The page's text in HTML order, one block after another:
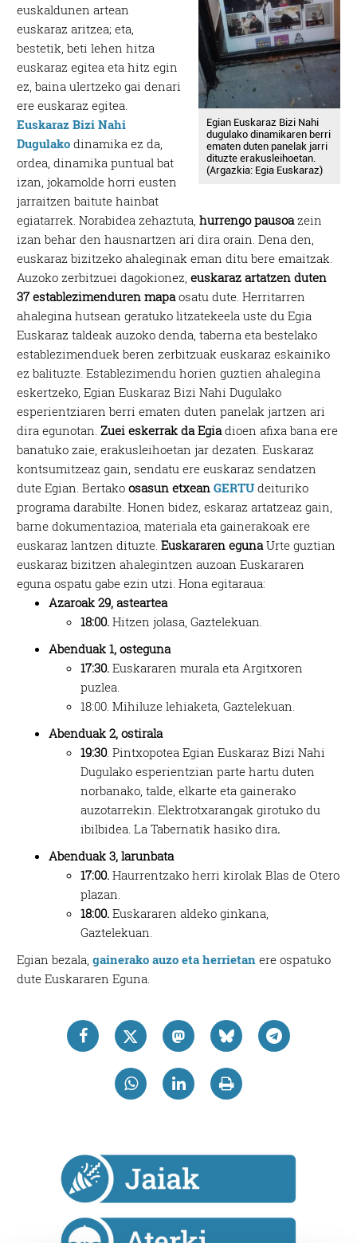
Egian Euskaraz Bizi Nahi
dugulako dinamikaren berri
ematen duten panelak jarri
dituzte erakusleihoetan.
(Argazkia: Egia Euskaraz)
euskaldunen artean
euskaraz aritzea; eta,
bestetik, beti lehen hitza
euskaraz egitea eta hitz egin
ez, baina ulertzeko gai denari
ere euskaraz egitea.
Euskaraz Bizi Nahi
Dugulako dinamika ez da,
ordea, dinamika puntual bat
izan, jokamolde horri eusten
jarraitzen baitute hainbat
egiatarrek. Norabidea zehaztuta,hurrengo pausoazein
izan behar den hausnartzen ari dira orain. Dena den,
euskaraz bizitzeko ahaleginak eman ditu bere emaitzak.
Auzoko zerbitzuei dagokionez,euskaraz artatzen duten
37 establezimenduren mapaosatu dute. Herritarren
ahalegina hutsean geratuko litzatekeela uste du Egia
Euskaraz taldeak auzoko denda, taberna eta bestelako
establezimenduek beren zerbitzuak euskaraz eskainiko
ez balituzte. Establezimendu horien guztien ahalegina
eskertzeko, Egian Euskaraz Bizi Nahi Dugulako
esperientziaren berri ematen duten panelak jartzen ari
dira egunotan.Zuei eskerrak da Egiadioen afixa bana ere
banatuko zaie, erakusleihoetan jar dezaten. Euskaraz
kontsumitzeaz gain, sendatu ere euskaraz sendatzen
dute Egian. Bertakoosasun etxean GERTUdeituriko
programa darabilte. Honen bidez, eskaraz artatzeaz gain,
barne dokumentazioa, materiala eta gainerakoak ere
euskaraz lantzen dituzte.Euskararen egunaUrte guztian
euskaraz bizitzen ahalegintzen auzoan Euskararen
eguna ospatu gabe ezin utzi. Hona egitaraua:
Azaroak 29, asteartea
18:00.Hitzen jolasa, Gaztelekuan.
Abenduak 1, osteguna
17:30.Euskararen murala eta Argitxoren
puzlea.
18:00. Mihiluze lehiaketa, Gaztelekuan.
Abenduak 2, ostirala
19:30. Pintxopotea Egian Euskaraz Bizi Nahi
Dugulako esperientzian parte hartu duten
norbanako, talde, elkarte eta gainerako
auzotarrekin. Elektrotxarangak girotuko du
ibilbidea. La Tabernatik hasiko dira.
Abenduak 3, larunbata
17:00.Haurrentzako herri kirolak Blas de Otero
plazan.
18:00.Euskararen aldeko ginkana,
Gaztelekuan.
Egian bezala,gainerako auzo eta herrietan ere ospatuko
dute Euskararen Eguna.